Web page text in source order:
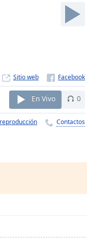
Sitio web
En Vivo 0
Contactos